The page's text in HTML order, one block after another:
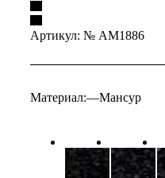
Артикул: № AM1886
Материал:—Мансур